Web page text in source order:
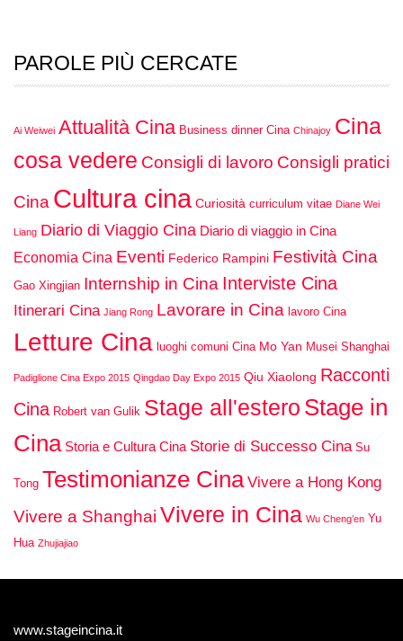
PAROLE PIÙ CERCATE
Ai Weiwei Attualità Cina Business dinner Cina Chinajoy Cina
cosa vedere Consigli di lavoro Consigli pratici
Cina Cultura cina Curiosità curriculum vitae Diane Wei
Liang Diario di Viaggio Cina Diario di viaggio in Cina
Economia Cina Eventi Federico Rampini Festività Cina
Gao Xingjian Internship in Cina Interviste Cina
Itinerari Cina Jiang Rong Lavorare in Cina lavoro Cina
Letture Cina luoghi comuni Cina Mo Yan Musei Shanghai
Padiglione Cina Expo 2015 Qingdao Day Expo 2015 Qiu Xiaolong Racconti
Cina Robert van Gulik Stage all'estero Stage in
Cina Storia e Cultura Cina Storie di Successo Cina Su
Tong Testimonianze Cina Vivere a Hong Kong
Vivere a Shanghai Vivere in Cina Wu Cheng’en Yu
Hua Zhujiajiao
www.stageincina.it